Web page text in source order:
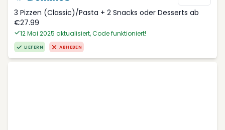
3 Pizzen (Classic)/Pasta + 2 Snacks oder Desserts ab
€27.99
12 Mai 2025 aktualisiert, Code funktioniert!
LIEFERN ABHEBEN